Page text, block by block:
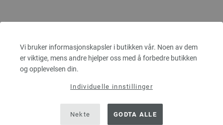
Vi bruker informasjonskapsler i butikken vår. Noen av dem
er viktige, mens andre hjelper oss med å forbedre butikken
og opplevelsen din.
Individuelle innstillinger
Nekte GODTA ALLE